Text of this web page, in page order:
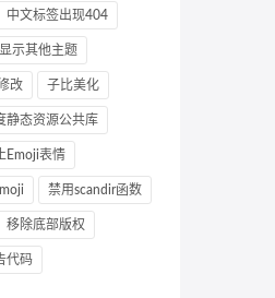
中文标签出现404
示其他主题
改 子比美化
静态资源公共库
Emoji表情
禁用scandir函数
移除底部版权
代码